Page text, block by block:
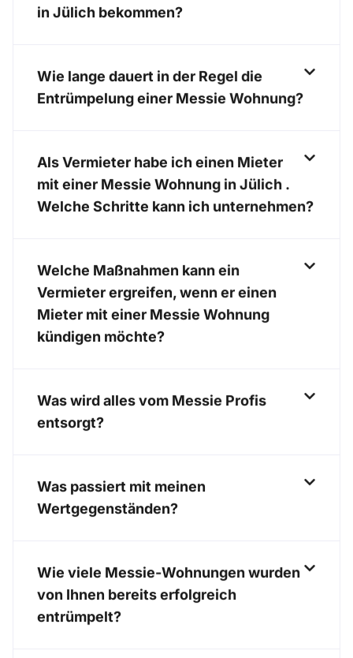
in Jülich bekommen?
Wie lange dauert in der Regel die
Entrümpelung einer Messie Wohnung?
Als Vermieter habe ich einen Mieter
mit einer Messie Wohnung in Jülich .
Welche Schritte kann ich unternehmen?
Welche Maßnahmen kann ein
Vermieter ergreifen, wenn er einen
Mieter mit einer Messie Wohnung
kündigen möchte?
Was wird alles vom Messie Profis
entsorgt?
Was passiert mit meinen
Wertgegenständen?
Wie viele Messie-Wohnungen wurden
von Ihnen bereits erfolgreich
entrümpelt?